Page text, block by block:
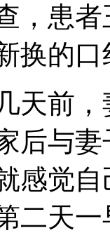
，患
换的口
前，
后与
感觉
二天